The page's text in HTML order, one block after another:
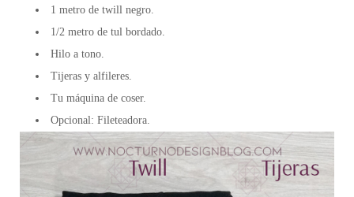
1 metro de twill negro.
1/2 metro de tul bordado.
Hilo a tono.
Tijeras y alfileres.
Tu máquina de coser.
Opcional: Fileteadora.